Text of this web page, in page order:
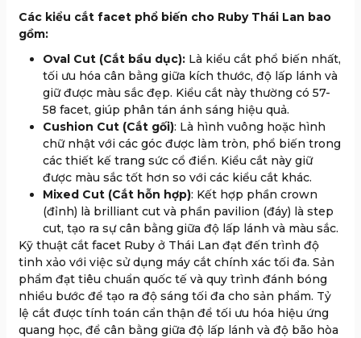
Các kiểu cắt facet phổ biến cho Ruby Thái Lan bao
gồm:
Oval Cut (Cắt bầu dục): Là kiểu cắt phổ biến nhất,
tối ưu hóa cân bằng giữa kích thước, độ lấp lánh và
giữ được màu sắc đẹp. Kiểu cắt này thường có 57-
58 facet, giúp phân tán ánh sáng hiệu quả.
Cushion Cut (Cắt gối): Là hình vuông hoặc hình
chữ nhật với các góc được làm tròn, phổ biến trong
các thiết kế trang sức cổ điển. Kiểu cắt này giữ
được màu sắc tốt hơn so với các kiểu cắt khác.
Mixed Cut (Cắt hỗn hợp): Kết hợp phần crown
(đỉnh) là brilliant cut và phần pavilion (đáy) là step
cut, tạo ra sự cân bằng giữa độ lấp lánh và màu sắc.
Kỹ thuật cắt facet Ruby ở Thái Lan đạt đến trình độ
tinh xảo với việc sử dụng máy cắt chính xác tối đa. Sản
phẩm đạt tiêu chuẩn quốc tế và quy trình đánh bóng
nhiều bước để tạo ra độ sáng tối đa cho sản phẩm. Tỷ
lệ cắt được tính toán cẩn thận để tối ưu hóa hiệu ứng
quang học, để cân bằng giữa độ lấp lánh và độ bão hòa